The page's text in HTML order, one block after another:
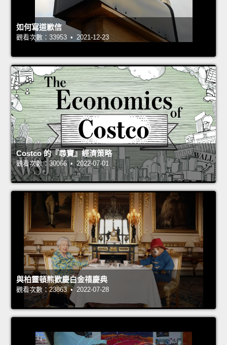
如何寫道歉信
觀看次數：33953 • 2021-12-23
Costco 的『尋寶』經濟策略
觀看次數：30066 • 2022-07-01
與柏靈頓熊歡慶白金禧慶典
觀看次數：23863 • 2022-07-28